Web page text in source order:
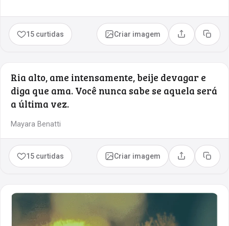
15 curtidas Criar imagem Compartilhar
Copiar
Ria alto, ame intensamente, beije devagar e
diga que ama. Você nunca sabe se aquela será
a última vez.
Mayara Benatti
15 curtidas Criar imagem Compartilhar
Copiar